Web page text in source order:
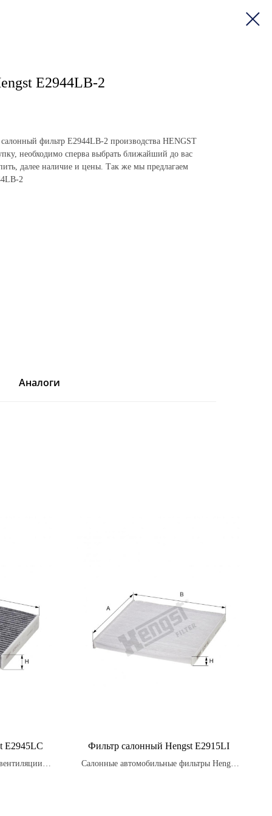
E2944LB-2
фильтр E2944LB-2 производства HENGST
необходимо сперва выбрать ближайший до вас
далее наличие и цены. Так же мы предлагаем
2
Аналоги
E2945LC
и
Фильтр салонный Hengst E2915LI
Салонные автомобильные фильтры Hengst